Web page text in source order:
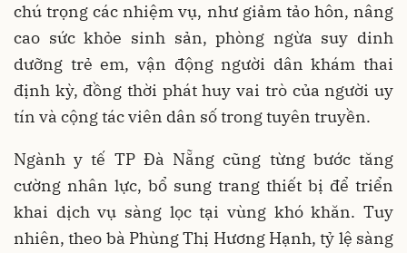
chú trọng các nhiệm vụ, như giảm tảo hôn, nâng
cao sức khỏe sinh sản, phòng ngừa suy dinh
dưỡng trẻ em, vận động người dân khám thai
định kỳ, đồng thời phát huy vai trò của người uy
tín và cộng tác viên dân số trong tuyên truyền.
Ngành y tế TP Đà Nẵng cũng từng bước tăng
cường nhân lực, bổ sung trang thiết bị để triển
khai dịch vụ sàng lọc tại vùng khó khăn. Tuy
nhiên, theo bà Phùng Thị Hương Hạnh, tỷ lệ sàng